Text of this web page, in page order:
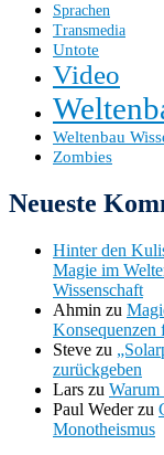
Sprachen
Transmedia
Untote
Video
Weltenbau
Zombies
Neueste
Hinter den
Magie im
Wissenschaft
Ahmin zu
Konsequenzen
Steve zu
zurückgeben
Lars zu Warum
Paul Wederzu
Monotheismus